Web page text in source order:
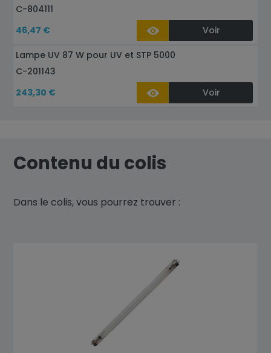
C-804111
46,47 €
Voir
Lampe UV 87 W pour UV et STP 5000
C-201143
243,30 €
Voir
Contenu du colis
Dans le colis, vous pourrez trouver :